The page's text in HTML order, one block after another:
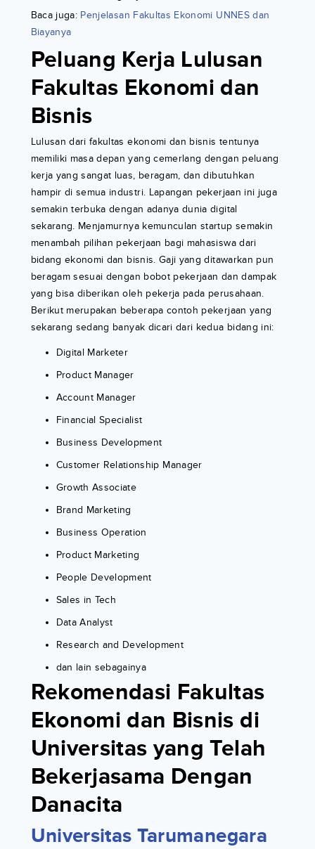
Baca juga: Penjelasan Fakultas Ekonomi UNNES dan
Biayanya
Peluang Kerja Lulusan
Fakultas Ekonomi dan
Bisnis
Lulusan dari fakultas ekonomi dan bisnis tentunya
memiliki masa depan yang cemerlang dengan peluang
kerja yang sangat luas, beragam, dan dibutuhkan
hampir di semua industri. Lapangan pekerjaan ini juga
semakin terbuka dengan adanya dunia digital
sekarang. Menjamurnya kemunculan startup semakin
menambah pilihan pekerjaan bagi mahasiswa dari
bidang ekonomi dan bisnis. Gaji yang ditawarkan pun
beragam sesuai dengan bobot pekerjaan dan dampak
yang bisa diberikan oleh pekerja pada perusahaan.
Berikut merupakan beberapa contoh pekerjaan yang
sekarang sedang banyak dicari dari kedua bidang ini:
Digital Marketer
Product Manager
Account Manager
Financial Specialist
Business Development
Customer Relationship Manager
Growth Associate
Brand Marketing
Business Operation
Product Marketing
People Development
Sales in Tech
Data Analyst
Research and Development
dan lain sebagainya
Rekomendasi Fakultas
Ekonomi dan Bisnis di
Universitas yang Telah
Bekerjasama Dengan
Danacita
Universitas Tarumanegara